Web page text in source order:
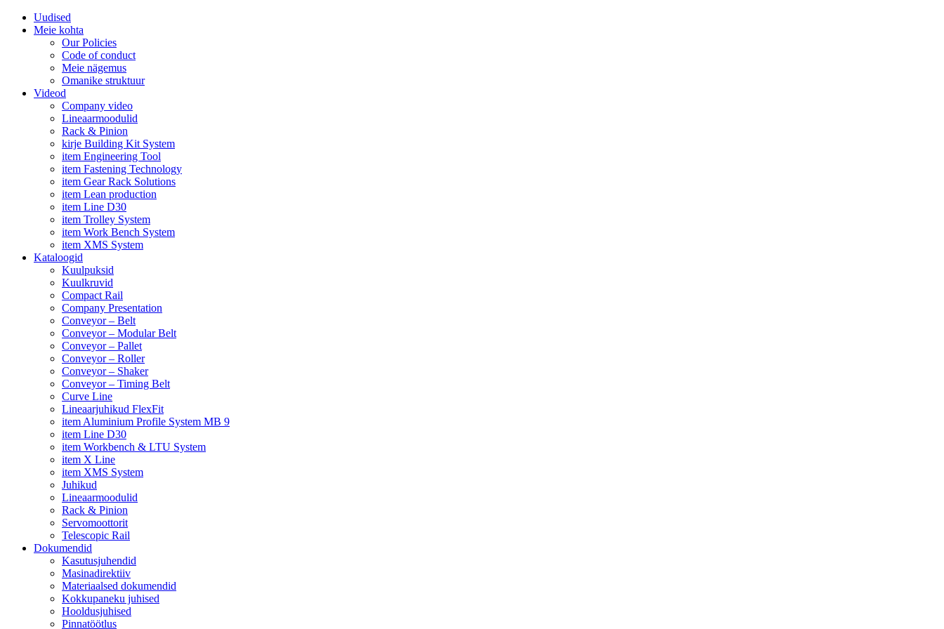
Uudised
Meie kohta
Our Policies
Code of conduct
Meie nägemus
Omanike struktuur
Videod
Company video
Lineaarmoodulid
Rack & Pinion
kirje Building Kit System
item Engineering Tool
item Fastening Technology
item Gear Rack Solutions
item Lean production
item Line D30
item Trolley System
item Work Bench System
item XMS System
Kataloogid
Kuulpuksid
Kuulkruvid
Compact Rail
Company Presentation
Conveyor – Belt
Conveyor – Modular Belt
Conveyor – Pallet
Conveyor – Roller
Conveyor – Shaker
Conveyor – Timing Belt
Curve Line
Lineaarjuhikud FlexFit
item Aluminium Profile System MB 9
item Line D30
item Workbench & LTU System
item X Line
item XMS System
Juhikud
Lineaarmoodulid
Rack & Pinion
Servomoottorit
Telescopic Rail
Dokumendid
Kasutusjuhendid
Masinadirektiiv
Materiaalsed dokumendid
Kokkupaneku juhised
Hooldusjuhised
Pinnatöötlus